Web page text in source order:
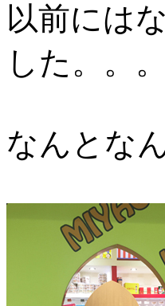
以前には
した。。。
なんとな